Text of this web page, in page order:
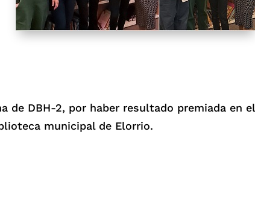
de DBH-2, por haber resultado premiada en
municipal de Elorrio.